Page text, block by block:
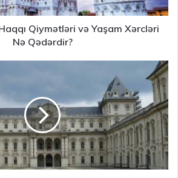
Qiymətləri və Yaşam Xərcləri
Nə Qədərdir?